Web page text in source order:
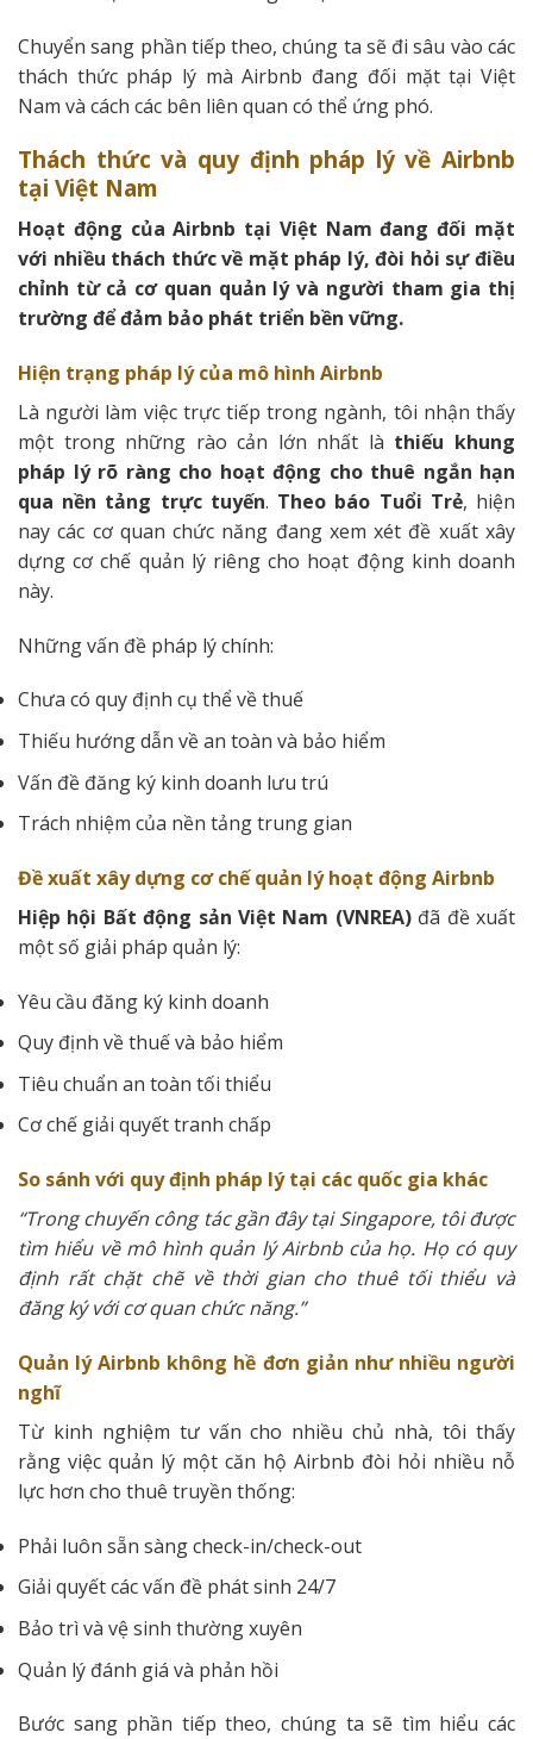
Chuyển sang phần tiếp theo, chúng ta sẽ đi sâu vào các
thách thức pháp lý mà Airbnb đang đối mặt tại Việt
Nam và cách các bên liên quan có thể ứng phó.
Thách thức và quy định pháp lý về Airbnb
tại Việt Nam
Hoạt động của Airbnb tại Việt Nam đang đối mặt
với nhiều thách thức về mặt pháp lý, đòi hỏi sự điều
chỉnh từ cả cơ quan quản lý và người tham gia thị
trường để đảm bảo phát triển bền vững.
Hiện trạng pháp lý của mô hình Airbnb
Là người làm việc trực tiếp trong ngành, tôi nhận thấy
một trong những rào cản lớn nhất là thiếu khung
pháp lý rõ ràng cho hoạt động cho thuê ngắn hạn
qua nền tảng trực tuyến. Theo báo Tuổi Trẻ, hiện
nay các cơ quan chức năng đang xem xét đề xuất xây
dựng cơ chế quản lý riêng cho hoạt động kinh doanh
này.
Những vấn đề pháp lý chính:
Chưa có quy định cụ thể về thuế
Thiếu hướng dẫn về an toàn và bảo hiểm
Vấn đề đăng ký kinh doanh lưu trú
Trách nhiệm của nền tảng trung gian
Đề xuất xây dựng cơ chế quản lý hoạt động Airbnb
Hiệp hội Bất động sản Việt Nam (VNREA)đã đề xuất
một số giải pháp quản lý:
Yêu cầu đăng ký kinh doanh
Quy định về thuế và bảo hiểm
Tiêu chuẩn an toàn tối thiểu
Cơ chế giải quyết tranh chấp
So sánh với quy định pháp lý tại các quốc gia khác
“Trong chuyến công tác gần đây tại Singapore, tôi được
tìm hiểu về mô hình quản lý Airbnb của họ. Họ có quy
định rất chặt chẽ về thời gian cho thuê tối thiểu và
đăng ký với cơ quan chức năng.”
Quản lý Airbnb không hề đơn giản như nhiều người
nghĩ
Từ kinh nghiệm tư vấn cho nhiều chủ nhà, tôi thấy
rằng việc quản lý một căn hộ Airbnb đòi hỏi nhiều nỗ
lực hơn cho thuê truyền thống:
Phải luôn sẵn sàng check-in/check-out
Giải quyết các vấn đề phát sinh 24/7
Bảo trì và vệ sinh thường xuyên
Quản lý đánh giá và phản hồi
Bước sang phần tiếp theo, chúng ta sẽ tìm hiểu các